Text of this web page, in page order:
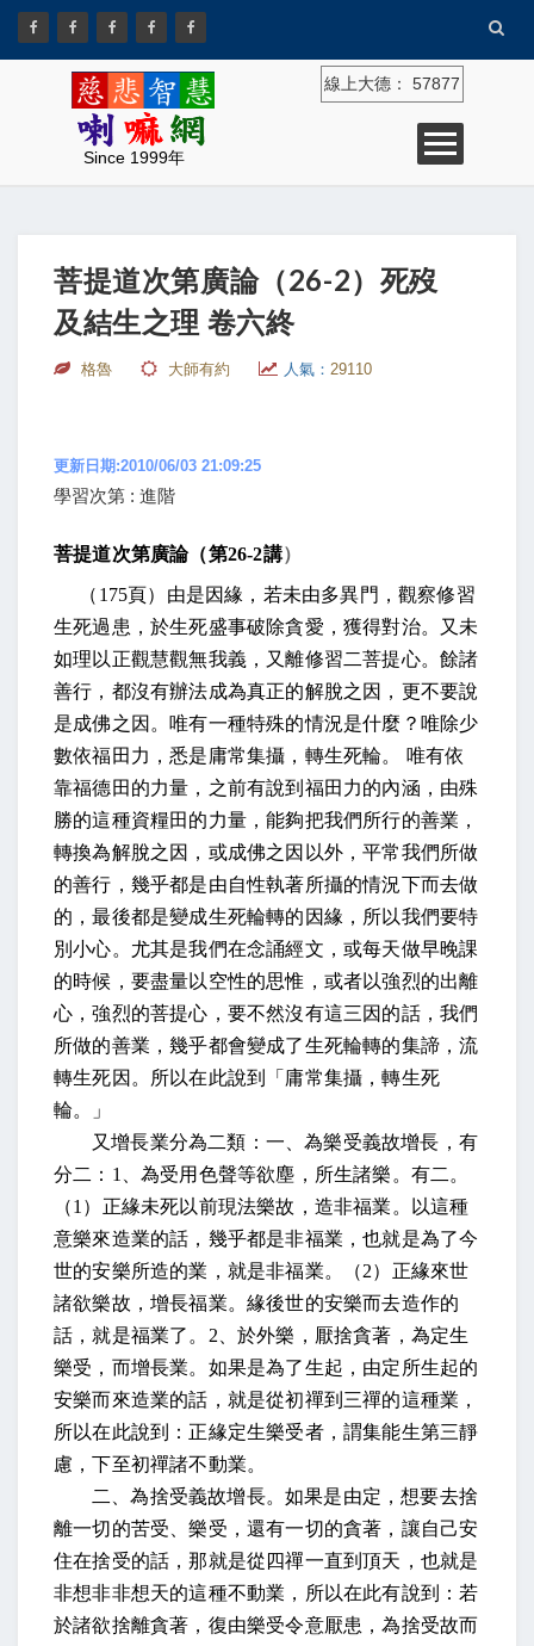
Since 1999年
線上大德： 57877
菩提道次第廣論（26-2）死歿
及結生之理 卷六終
格魯 大師有約 人氣： 29110
更新日期:2010/06/03 21:09:25
學習次第 : 進階
菩提道次第廣論（第26-2講）
（ 175頁）由是因緣，若未由多異門，觀察修習
生死過患，於生死盛事破除貪愛，獲得對治。又未
如理以正觀慧觀無我義，又離修習二菩提心。餘諸
善行，都沒有辦法成為真正的解脫之因，更不要說
是成佛之因。唯有一種特殊的情況是什麼？唯除少
數依福田力，悉是庸常集攝，轉生死輪。
唯有依
靠福德田的力量，之前有說到福田力的內涵，由殊
勝的這種資糧田的力量，能夠把我們所行的善業，
轉換為解脫之因，或成佛之因以外，平常我們所做
的善行，幾乎都是由自性執著所攝的情況下而去做
的，最後都是變成生死輪轉的因緣，所以我們要特
別小心。尤其是我們在念誦經文，或每天做早晚課
的時候，要盡量以空性的思惟，或者以強烈的出離
心，強烈的菩提心，要不然沒有這三因的話，我們
所做的善業，幾乎都會變成了生死輪轉的集諦，流
轉生死因。所以在此說到「庸常集攝，轉生死
輪。」
又增長業分為二類：一、為樂受義故增長，有
分二： 1
、為受用色聲等欲塵，所生諸樂。有二。
（1 ）正緣未死以前現法樂故，造非福業。以這種
意樂來造業的話，幾乎都是非福業，也就是為了今
世的安樂所造的業，就是非福業。（2）正緣來世
諸欲樂故，增長福業。緣後世的安樂而去造作的
話，就是福業了。 2 、於外樂，厭捨貪著，為定生
樂受，而增長業。如果是為了生起，由定所生起的
安樂而來造業的話，就是從初禪到三禪的這種業，
所以在此說到：正緣定生樂受者，謂集能生第三靜
慮，下至初禪諸不動業。
二、為捨受義故增長。如果是由定，想要去捨
離一切的苦受、樂受，還有一切的貪著，讓自己安
住在捨受的話，那就是從四禪一直到頂天，也就是
非想非非想天的這種不動業，所以在此有說到：若
於諸欲捨離貪著，復由樂受令意厭患，為捨受故而